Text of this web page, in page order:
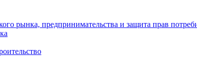
рынка, предпринимательства и защита прав